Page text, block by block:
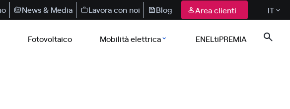
News & Media Lavora con noi Blog Area clienti IT
Fotovoltaico Mobilità elettrica ENELtiPREMIA